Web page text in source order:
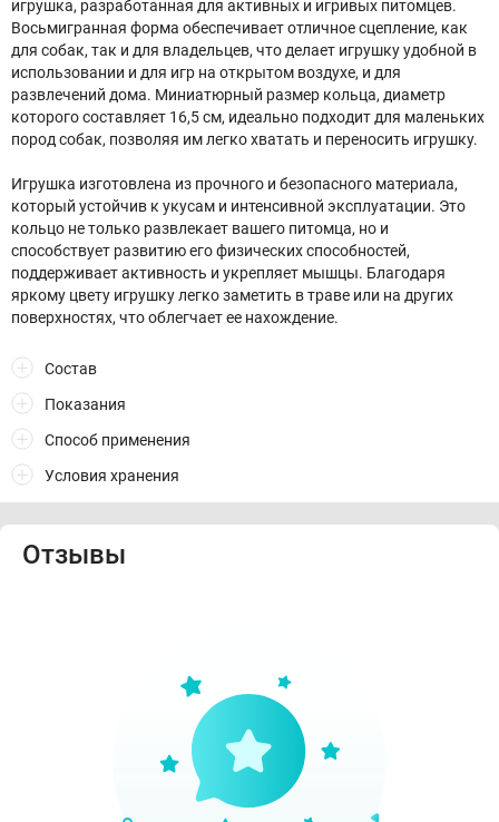
игрушка, разработанная для активных и игривых питомцев.
Восьмигранная форма обеспечивает отличное сцепление, как
для собак, так и для владельцев, что делает игрушку удобной в
использовании и для игр на открытом воздухе, и для
развлечений дома. Миниатюрный размер кольца, диаметр
которого составляет 16,5 см, идеально подходит для маленьких
пород собак, позволяя им легко хватать и переносить игрушку.
Игрушка изготовлена из прочного и безопасного материала,
который устойчив к укусам и интенсивной эксплуатации. Это
кольцо не только развлекает вашего питомца, но и
способствует развитию его физических способностей,
поддерживает активность и укрепляет мышцы. Благодаря
яркому цвету игрушку легко заметить в траве или на других
поверхностях, что облегчает ее нахождение.
Состав
Показания
Способ применения
Условия хранения
Отзывы